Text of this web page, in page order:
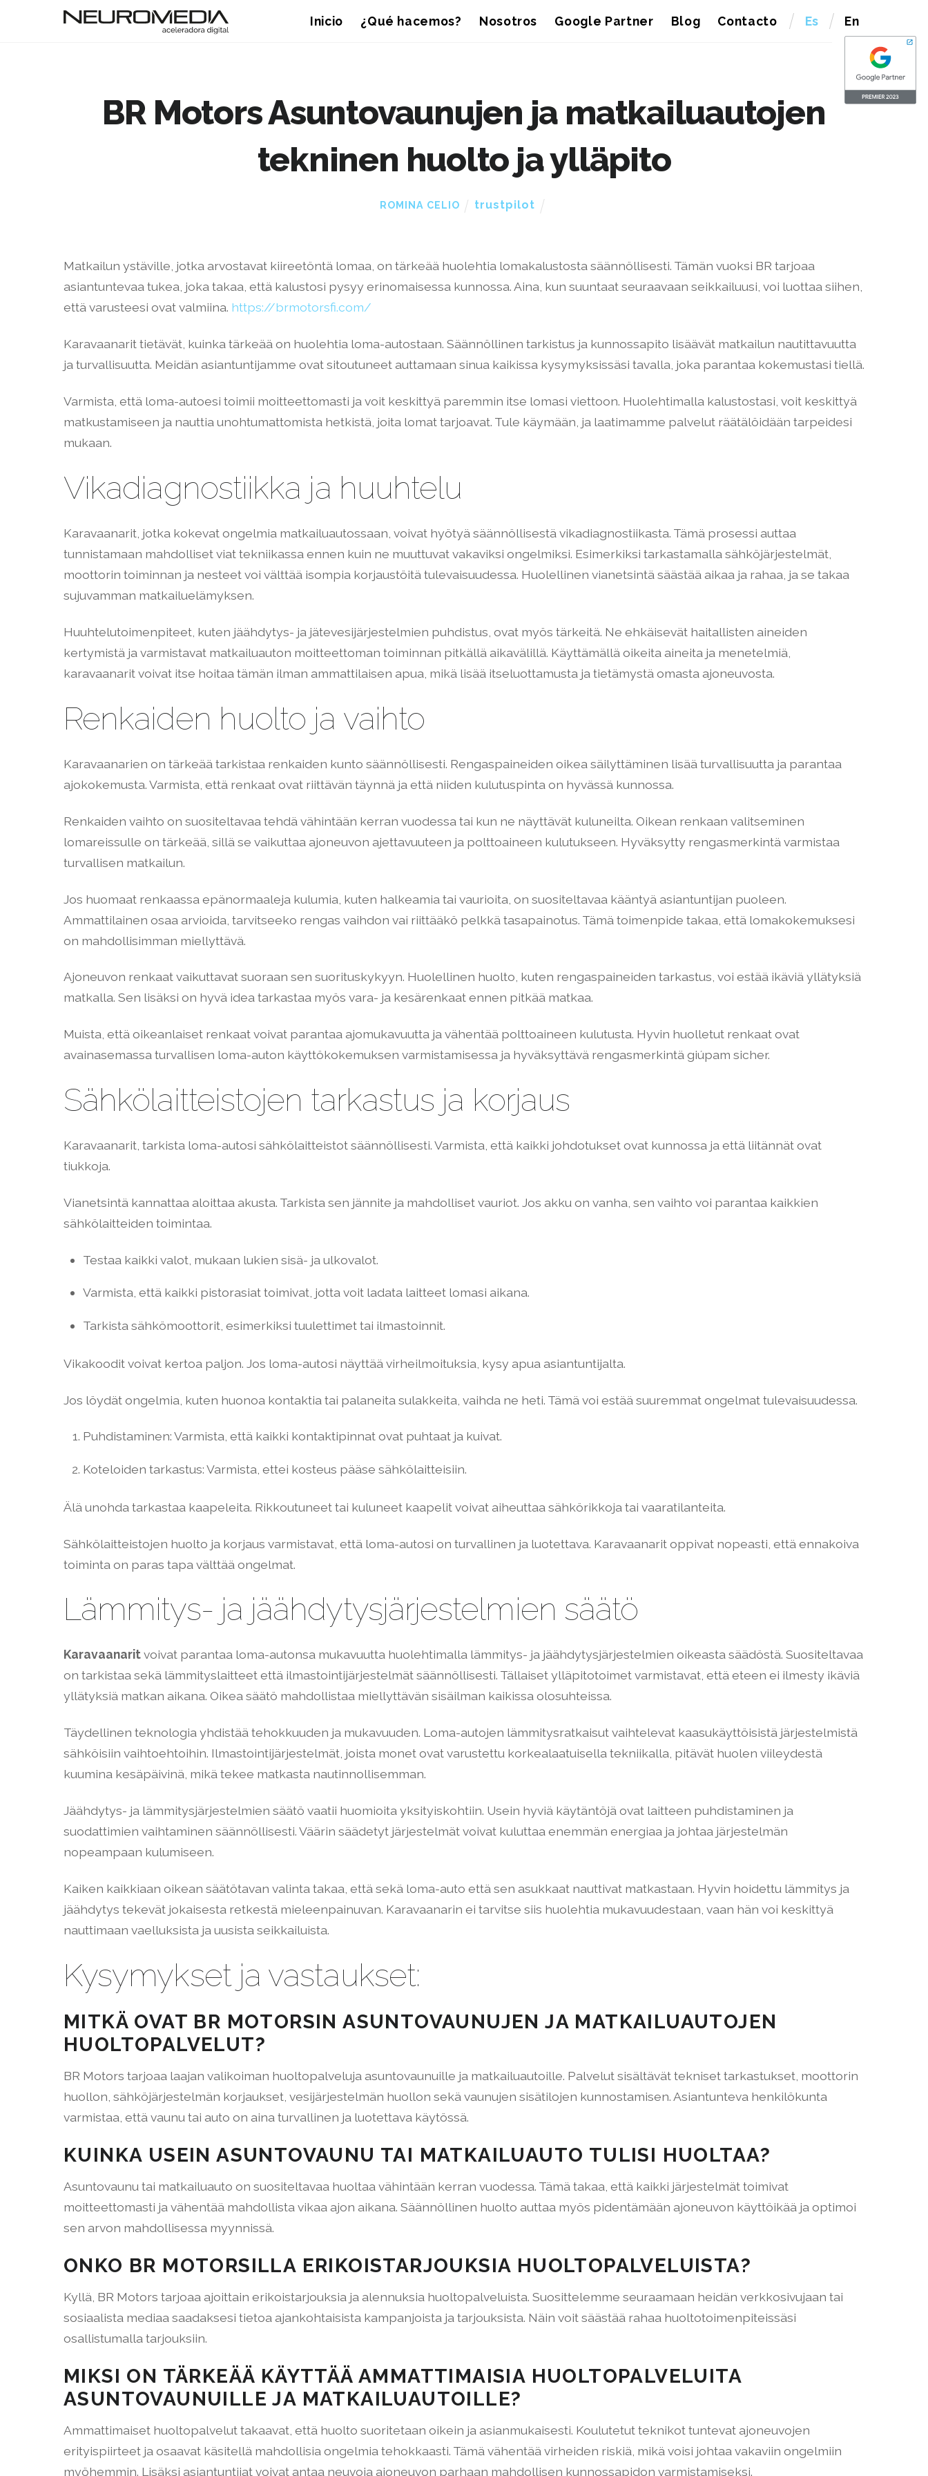
Inicio ¿Qué hacemos? Nosotros Google Partner Blog Contacto Es En
BR Motors Asuntovaunujen ja matkailuautojen
tekninen huolto ja ylläpito
ROMINA CELIO trustpilot
Matkailun ystäville, jotka arvostavat kiireetöntä lomaa, on tärkeää huolehtia lomakalustosta säännöllisesti. Tämän vuoksi BR tarjoaa
asiantuntevaa tukea, joka takaa, että kalustosi pysyy erinomaisessa kunnossa. Aina, kun suuntaat seuraavaan seikkailuusi, voi luottaa siihen,
että varusteesi ovat valmiina. https://brmotorsfi.com/
Karavaanarit tietävät, kuinka tärkeää on huolehtia loma-autostaan. Säännöllinen tarkistus ja kunnossapito lisäävät matkailun nautittavuutta
ja turvallisuutta. Meidän asiantuntijamme ovat sitoutuneet auttamaan sinua kaikissa kysymyksissäsi tavalla, joka parantaa kokemustasi tiellä.
Varmista, että loma-autoesi toimii moitteettomasti ja voit keskittyä paremmin itse lomasi viettoon. Huolehtimalla kalustostasi, voit keskittyä
matkustamiseen ja nauttia unohtumattomista hetkistä, joita lomat tarjoavat. Tule käymään, ja laatimamme palvelut räätälöidään tarpeidesi
mukaan.
Vikadiagnostiikka ja huuhtelu
Karavaanarit, jotka kokevat ongelmia matkailuautossaan, voivat hyötyä säännöllisestä vikadiagnostiikasta. Tämä prosessi auttaa
tunnistamaan mahdolliset viat tekniikassa ennen kuin ne muuttuvat vakaviksi ongelmiksi. Esimerkiksi tarkastamalla sähköjärjestelmät,
moottorin toiminnan ja nesteet voi välttää isompia korjaustöitä tulevaisuudessa. Huolellinen vianetsintä säästää aikaa ja rahaa, ja se takaa
sujuvamman matkailuelämyksen.
Huuhtelutoimenpiteet, kuten jäähdytys- ja jätevesijärjestelmien puhdistus, ovat myös tärkeitä. Ne ehkäisevät haitallisten aineiden
kertymistä ja varmistavat matkailuauton moitteettoman toiminnan pitkällä aikavälillä. Käyttämällä oikeita aineita ja menetelmiä,
karavaanarit voivat itse hoitaa tämän ilman ammattilaisen apua, mikä lisää itseluottamusta ja tietämystä omasta ajoneuvosta.
Renkaiden huolto ja vaihto
Karavaanarien on tärkeää tarkistaa renkaiden kunto säännöllisesti. Rengaspaineiden oikea säilyttäminen lisää turvallisuutta ja parantaa
ajokokemusta. Varmista, että renkaat ovat riittävän täynnä ja että niiden kulutuspinta on hyvässä kunnossa.
Renkaiden vaihto on suositeltavaa tehdä vähintään kerran vuodessa tai kun ne näyttävät kuluneilta. Oikean renkaan valitseminen
lomareissulle on tärkeää, sillä se vaikuttaa ajoneuvon ajettavuuteen ja polttoaineen kulutukseen. Hyväksytty rengasmerkintä varmistaa
turvallisen matkailun.
Jos huomaat renkaassa epänormaaleja kulumia, kuten halkeamia tai vaurioita, on suositeltavaa kääntyä asiantuntijan puoleen.
Ammattilainen osaa arvioida, tarvitseeko rengas vaihdon vai riittääkö pelkkä tasapainotus. Tämä toimenpide takaa, että lomakokemuksesi
on mahdollisimman miellyttävä.
Ajoneuvon renkaat vaikuttavat suoraan sen suorituskykyyn. Huolellinen huolto, kuten rengaspaineiden tarkastus, voi estää ikäviä yllätyksiä
matkalla. Sen lisäksi on hyvä idea tarkastaa myös vara- ja kesärenkaat ennen pitkää matkaa.
Muista, että oikeanlaiset renkaat voivat parantaa ajomukavuutta ja vähentää polttoaineen kulutusta. Hyvin huolletut renkaat ovat
avainasemassa turvallisen loma-auton käyttökokemuksen varmistamisessa ja hyväksyttävä rengasmerkintä giúpam sicher.
Sähkölaitteistojen tarkastus ja korjaus
Karavaanarit, tarkista loma-autosi sähkölaitteistot säännöllisesti. Varmista, että kaikki johdotukset ovat kunnossa ja että liitännät ovat
tiukkoja.
Vianetsintä kannattaa aloittaa akusta. Tarkista sen jännite ja mahdolliset vauriot. Jos akku on vanha, sen vaihto voi parantaa kaikkien
sähkölaitteiden toimintaa.
Testaa kaikki valot, mukaan lukien sisä- ja ulkovalot.
Varmista, että kaikki pistorasiat toimivat, jotta voit ladata laitteet lomasi aikana.
Tarkista sähkömoottorit, esimerkiksi tuulettimet tai ilmastoinnit.
Vikakoodit voivat kertoa paljon. Jos loma-autosi näyttää virheilmoituksia, kysy apua asiantuntijalta.
Jos löydät ongelmia, kuten huonoa kontaktia tai palaneita sulakkeita, vaihda ne heti. Tämä voi estää suuremmat ongelmat tulevaisuudessa.
Puhdistaminen: Varmista, että kaikki kontaktipinnat ovat puhtaat ja kuivat.
Koteloiden tarkastus: Varmista, ettei kosteus pääse sähkölaitteisiin.
Älä unohda tarkastaa kaapeleita. Rikkoutuneet tai kuluneet kaapelit voivat aiheuttaa sähkörikkoja tai vaaratilanteita.
Sähkölaitteistojen huolto ja korjaus varmistavat, että loma-autosi on turvallinen ja luotettava. Karavaanarit oppivat nopeasti, että ennakoiva
toiminta on paras tapa välttää ongelmat.
Lämmitys- ja jäähdytysjärjestelmien säätö
Karavaanaritvoivat parantaa loma-autonsa mukavuutta huolehtimalla lämmitys- ja jäähdytysjärjestelmien oikeasta säädöstä. Suositeltavaa
on tarkistaa sekä lämmityslaitteet että ilmastointijärjestelmät säännöllisesti. Tällaiset ylläpitotoimet varmistavat, että eteen ei ilmesty ikäviä
yllätyksiä matkan aikana. Oikea säätö mahdollistaa miellyttävän sisäilman kaikissa olosuhteissa.
Täydellinen teknologia yhdistää tehokkuuden ja mukavuuden. Loma-autojen lämmitysratkaisut vaihtelevat kaasukäyttöisistä järjestelmistä
sähköisiin vaihtoehtoihin. Ilmastointijärjestelmät, joista monet ovat varustettu korkealaatuisella tekniikalla, pitävät huolen viileydestä
kuumina kesäpäivinä, mikä tekee matkasta nautinnollisemman.
Jäähdytys- ja lämmitysjärjestelmien säätö vaatii huomioita yksityiskohtiin. Usein hyviä käytäntöjä ovat laitteen puhdistaminen ja
suodattimien vaihtaminen säännöllisesti. Väärin säädetyt järjestelmät voivat kuluttaa enemmän energiaa ja johtaa järjestelmän
nopeampaan kulumiseen.
Kaiken kaikkiaan oikean säätötavan valinta takaa, että sekä loma-auto että sen asukkaat nauttivat matkastaan. Hyvin hoidettu lämmitys ja
jäähdytys tekevät jokaisesta retkestä mieleenpainuvan. Karavaanarin ei tarvitse siis huolehtia mukavuudestaan, vaan hän voi keskittyä
nauttimaan vaelluksista ja uusista seikkailuista.
Kysymykset ja vastaukset:
MITKÄ OVAT BR MOTORSIN ASUNTOVAUNUJEN JA MATKAILUAUTOJEN
HUOLTOPALVELUT?
BR Motors tarjoaa laajan valikoiman huoltopalveluja asuntovaunuille ja matkailuautoille. Palvelut sisältävät tekniset tarkastukset, moottorin
huollon, sähköjärjestelmän korjaukset, vesijärjestelmän huollon sekä vaunujen sisätilojen kunnostamisen. Asiantunteva henkilökunta
varmistaa, että vaunu tai auto on aina turvallinen ja luotettava käytössä.
KUINKA USEIN ASUNTOVAUNU TAI MATKAILUAUTO TULISI HUOLTAA?
Asuntovaunu tai matkailuauto on suositeltavaa huoltaa vähintään kerran vuodessa. Tämä takaa, että kaikki järjestelmät toimivat
moitteettomasti ja vähentää mahdollista vikaa ajon aikana. Säännöllinen huolto auttaa myös pidentämään ajoneuvon käyttöikää ja optimoi
sen arvon mahdollisessa myynnissä.
ONKO BR MOTORSILLA ERIKOISTARJOUKSIA HUOLTOPALVELUISTA?
Kyllä, BR Motors tarjoaa ajoittain erikoistarjouksia ja alennuksia huoltopalveluista. Suosittelemme seuraamaan heidän verkkosivujaan tai
sosiaalista mediaa saadaksesi tietoa ajankohtaisista kampanjoista ja tarjouksista. Näin voit säästää rahaa huoltotoimenpiteissäsi
osallistumalla tarjouksiin.
MIKSI ON TÄRKEÄÄ KÄYTTÄÄ AMMATTIMAISIA HUOLTOPALVELUITA
ASUNTOVAUNUILLE JA MATKAILUAUTOILLE?
Ammattimaiset huoltopalvelut takaavat, että huolto suoritetaan oikein ja asianmukaisesti. Koulutetut teknikot tuntevat ajoneuvojen
erityispiirteet ja osaavat käsitellä mahdollisia ongelmia tehokkaasti. Tämä vähentää virheiden riskiä, mikä voisi johtaa vakaviin ongelmiin
myöhemmin. Lisäksi asiantuntijat voivat antaa neuvoja ajoneuvon parhaan mahdollisen kunnossapidon varmistamiseksi.